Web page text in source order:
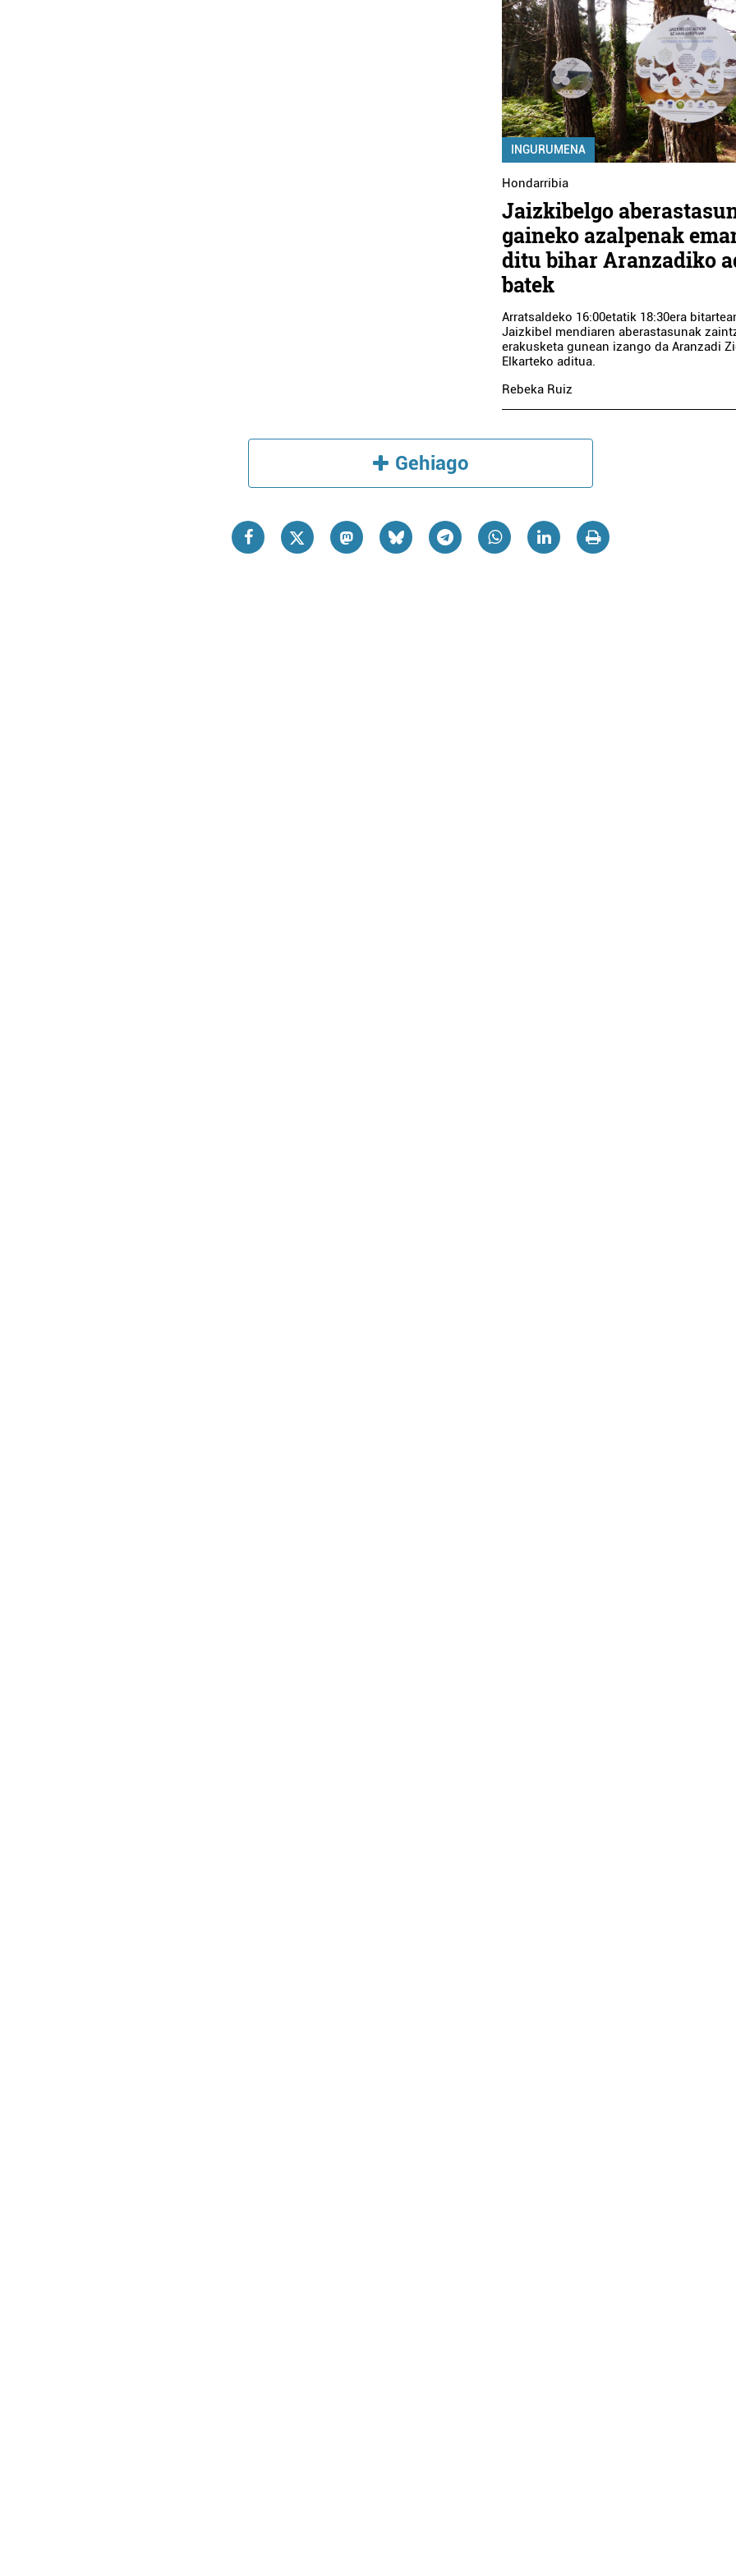
INGURUMENA
Hondarribia
Jaizkibelgo
gaineko azalpenak
ditu bihar Aranzadiko
batek
Arratsaldeko 16:00etatik 18:30era
Jaizkibel mendiaren aberastasunak
erakusketa gunean izango da Aranzadi
Elkarteko aditua.
Rebeka Ruiz
Gehiago